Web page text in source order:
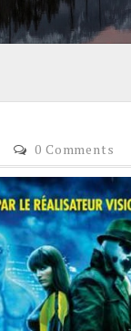
0 Comments